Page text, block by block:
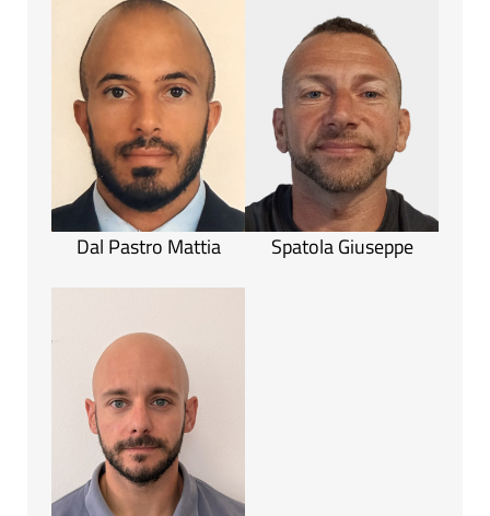
Dal Pastro Mattia Spatola Giuseppe